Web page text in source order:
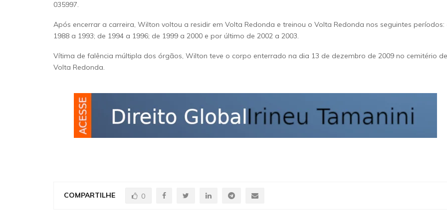
035997.
Após encerrar a carreira, Wilton voltou a residir em Volta Redonda e treinou o Volta Redonda nos seguintes períodos:
1988 a 1993; de 1994 a 1996; de 1999 a 2000 e por último de 2002 a 2003.
Vítima de falência múltipla dos órgãos, Wilton teve o corpo enterrado na dia 13 de dezembro de 2009 no cemitério de
Volta Redonda.
COMPARTILHE 0